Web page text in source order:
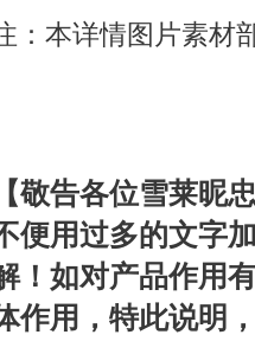
：本详情图片素材
【敬告各位雪莱昵
便用过多的文字
！如对产品作用
作用，特此说明